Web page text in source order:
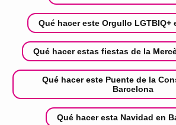
Qué hacer este Orgullo LGTBIQ+
Qué hacer estas fiestas de la
Qué hacer este Puente de la
Barcelona
Qué hacer esta Navidad en